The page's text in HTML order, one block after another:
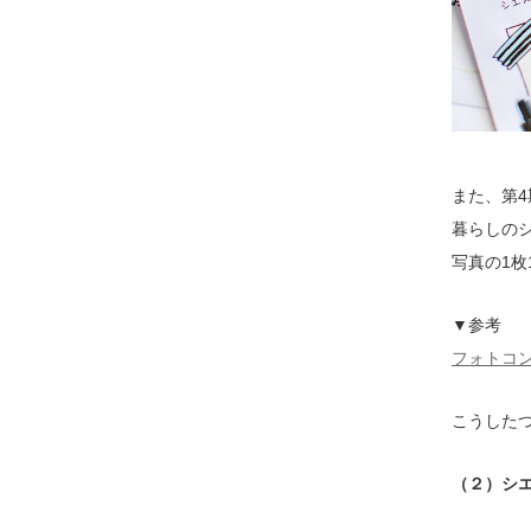
また、第
暮らしの
写真の1
▼参考
フォトコ
こうした
（２）シ